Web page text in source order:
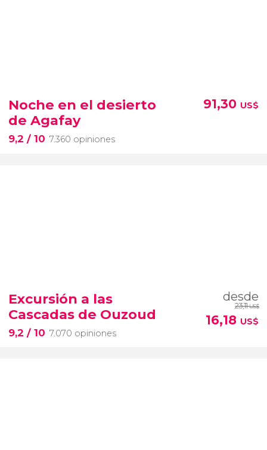
Noche en el desierto
de Agafay
9,2 / 10 7.360 opiniones
91,30 US$
Excursión a las
Cascadas de Ouzoud
9,2 / 10 7.070 opiniones
desde
23,11US$
16,18 US$